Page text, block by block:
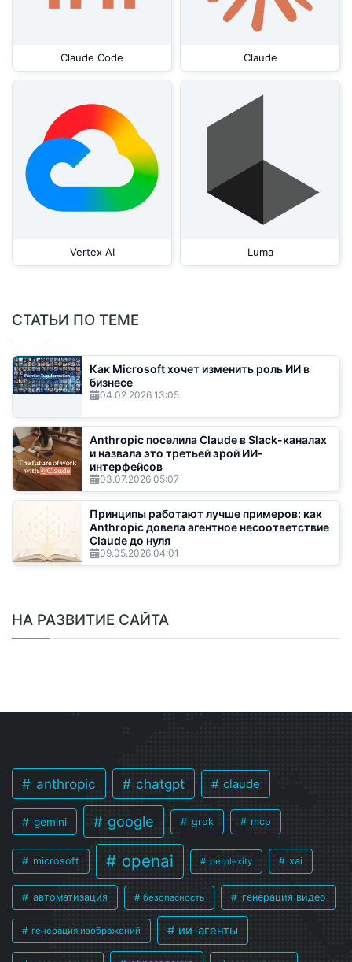
Claude Code Claude
Vertex AI Luma
СТАТЬИ ПО ТЕМЕ
Как Microsoft хочет изменить роль ИИ в
бизнесе
04.02.2026 13:05
Anthropic поселила Claude в Slack-каналах
и назвала это третьей эрой ИИ-
интерфейсов
03.07.2026 05:07
Принципы работают лучше примеров: как
Anthropic довела агентное несоответствие
Claude до нуля
09.05.2026 04:01
НА РАЗВИТИЕ САЙТА
anthropic chatgpt claude
gemini google grok mcp
microsoft openai perplexity xai
автоматизация безопасность генерация видео
генерация изображений ии-агенты